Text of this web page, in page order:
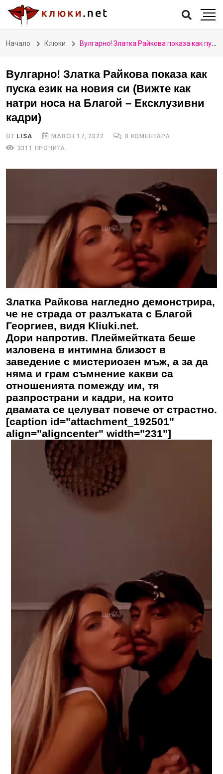
Начало Клюки Вулгарно! Златка Райкова показа как пуска език на новия си (Вижте как натри носа на Благой – Ексклузивни кадри)
Вулгарно! Златка Райкова показа как
пуска език на новия си (Вижте как
натри носа на Благой – Ексклузивни
кадри)
ОТ LISA MARCH 17, 2022
0 КОМЕНТАРА
3311 ПРОЧИТА
Златка Райкова нагледно демонстрира,
че не страда от разлъката с Благой
Георгиев, видя Kliuki.net.
Дори напротив. Плеймейтката беше
изловена в интимна близост в
заведение с мистериозен мъж, а за да
няма и грам съмнение какви са
отношенията помежду им, тя
разпространи и кадри, на които
двамата се целуват повече от страстно.
[caption id="attachment_192501"
align="aligncenter" width="231"]